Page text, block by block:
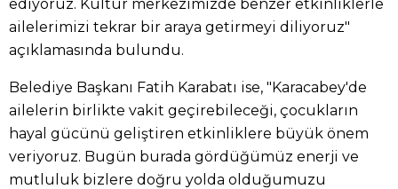
ediyoruz. Kültür merkezimizde benzer etkinliklerle
ailelerimizi tekrar bir araya getirmeyi diliyoruz"
açıklamasında bulundu.
Belediye Başkanı Fatih Karabatı ise, "Karacabey'de
ailelerin birlikte vakit geçirebileceği, çocukların
hayal gücünü geliştiren etkinliklere büyük önem
veriyoruz. Bugün burada gördüğümüz enerji ve
mutluluk bizlere doğru yolda olduğumuzu